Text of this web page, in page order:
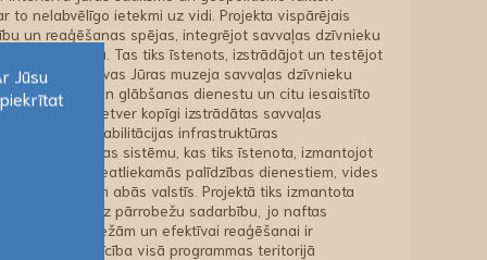
to nelabvēlīgo ietekmi uz vidi. Projekta vispārējais
un reaģēšanas spējas, integrējot savvaļas dzīvnieku
un Latvijā. Tas tiks īstenots, izstrādājot un testējot
Lietuvas Jūras muzeja savvaļas dzīvnieku
un glābšanas dienestu un citu iesaistīto
rezultāti ietver kopīgi izstrādātas savvaļas
rehabilitācijas infrastruktūras
sadarbības sistēmu, kas tiks īstenota, izmantojot
ieguvumus neatliekamās palīdzības dienestiem, vides
kopienām abās valstīs. Projektā tiks izmantota
kura balstās uz pārrobežu sadarbību, jo naftas
valsts robežām un efektīvai reaģēšanai ir
koordinēta rīcība visā programmas teritorijā
Jūsu